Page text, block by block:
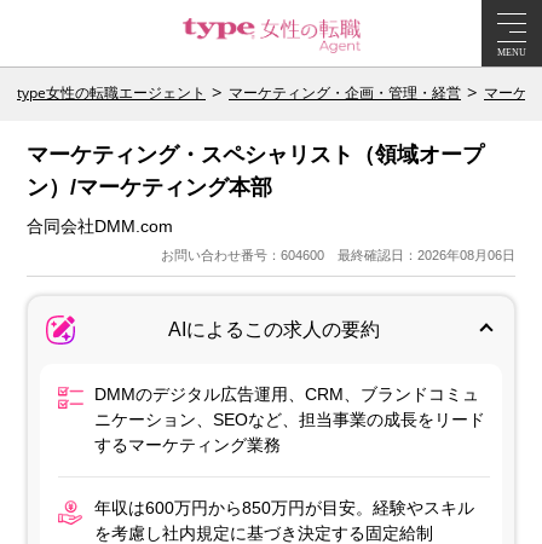
MENU
type女性の転職エージェント マーケティング・企画・管理・経営 マーケ
マーケティング・スペシャリスト（領域オープ
ン）/マーケティング本部
合同会社DMM.com
お問い合わせ番号：604600 最終確認日：2026年08月06日
AIによるこの求人の要約
DMMのデジタル広告運用、CRM、ブランドコミュ
ニケーション、SEOなど、担当事業の成長をリード
するマーケティング業務
年収は600万円から850万円が目安。経験やスキル
を考慮し社内規定に基づき決定する固定給制